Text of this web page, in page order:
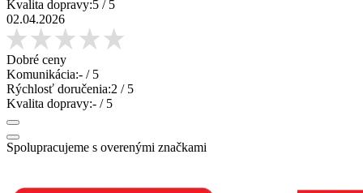
Kvalita dopravy:5 / 5
02.04.2026
Dobré ceny
Komunikácia:- / 5
Rýchlosť doručenia:2 / 5
Kvalita dopravy:- / 5
Spolupracujeme s overenými značkami